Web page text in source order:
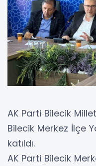
AK Parti Bilecik
Bilecik Merkez İlçe
katıldı.
AK Parti Bilecik